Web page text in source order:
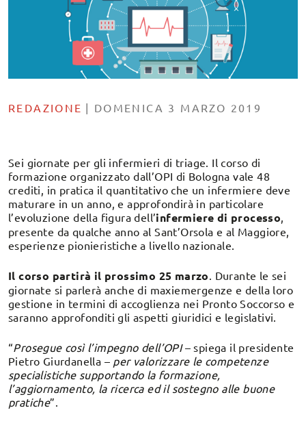
REDAZIONE | DOMENICA 3 MARZO 2019
Sei giornate per gli infermieri di triage. Il corso di
formazione organizzato dall’OPI di Bologna vale 48
crediti, in pratica il quantitativo che un infermiere deve
maturare in un anno, e approfondirà in particolare
l’evoluzione della figura dell’infermiere di processo
presente da qualche anno al Sant’Orsola e al Maggiore,
esperienze pionieristiche a livello nazionale.
Il corso partirà il prossimo 25 marzo . Durante le sei
giornate si parlerà anche di maxiemergenze e della loro
gestione in termini di accoglienza nei Pronto Soccorso e
saranno approfonditi gli aspetti giuridici e legislativi.
“Prosegue così l’impegno dell’OPI– spiega il presidente
Pietro Giurdanella – per valorizzare le competenze
specialistiche supportando la formazione,
l’aggiornamento, la ricerca ed il sostegno alle buone
pratiche”.